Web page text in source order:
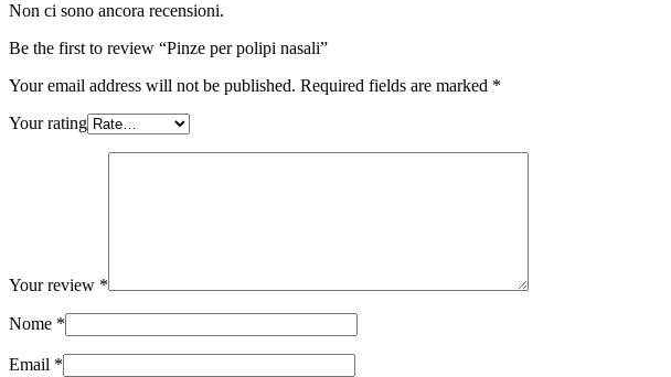
Non ci sono ancora recensioni.
Be the first to review “Pinze per polipi nasali”
Your email address will not be published. Required fields are marked *
Your rating
Your review *
Nome *
Email *